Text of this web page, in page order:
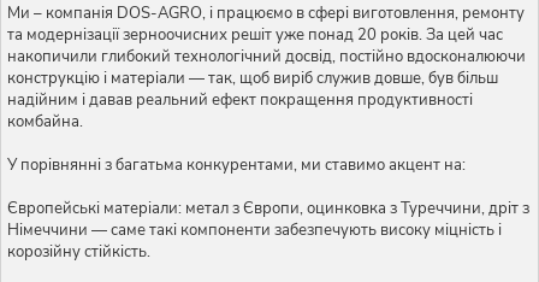
Ми – компанія DOS-AGRO, і працюємо в сфері виготовлення, ремонту
та модернізації зерноочисних решіт уже понад 20 років. За цей час
накопичили глибокий технологічний досвід, постійно вдосконалюючи
конструкцію і матеріали — так, щоб виріб служив довше, був більш
надійним і давав реальний ефект покращення продуктивності
комбайна.
У порівнянні з багатьма конкурентами, ми ставимо акцент на:
Європейські матеріали: метал з Європи, оцинковка з Туреччини, дріт з
Німеччини — саме такі компоненти забезпечують високу міцність і
корозійну стійкість.